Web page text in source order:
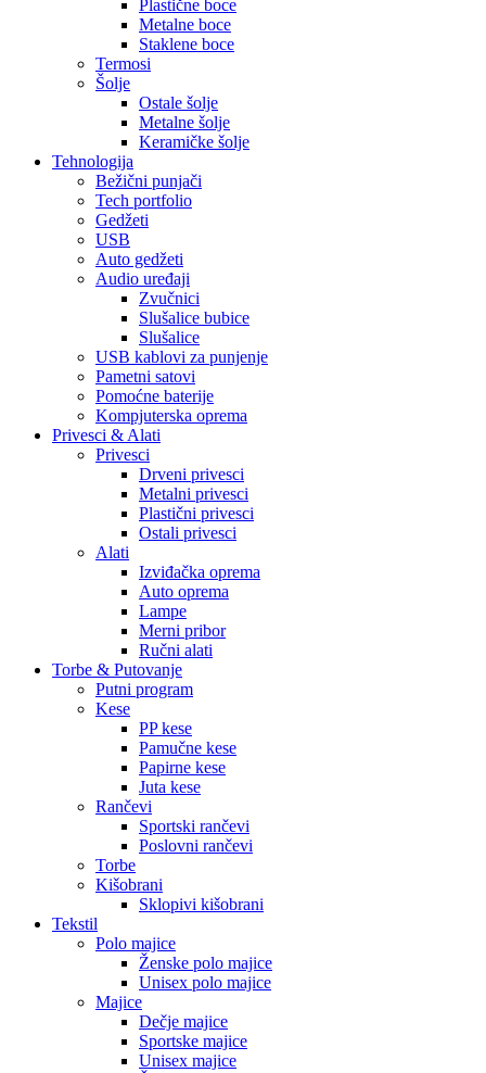
Plastične boce
Metalne boce
Staklene boce
Termosi
Šolje
Ostale šolje
Metalne šolje
Keramičke šolje
Tehnologija
Bežični punjači
Tech portfolio
Gedžeti
USB
Auto gedžeti
Audio uređaji
Zvučnici
Slušalice bubice
Slušalice
USB kablovi za punjenje
Pametni satovi
Pomoćne baterije
Kompjuterska oprema
Privesci & Alati
Privesci
Drveni privesci
Metalni privesci
Plastični privesci
Ostali privesci
Alati
Izviđačka oprema
Auto oprema
Lampe
Merni pribor
Ručni alati
Torbe & Putovanje
Putni program
Kese
PP kese
Pamučne kese
Papirne kese
Juta kese
Rančevi
Sportski rančevi
Poslovni rančevi
Torbe
Kišobrani
Sklopivi kišobrani
Tekstil
Polo majice
Ženske polo majice
Unisex polo majice
Majice
Dečje majice
Sportske majice
Unisex majice